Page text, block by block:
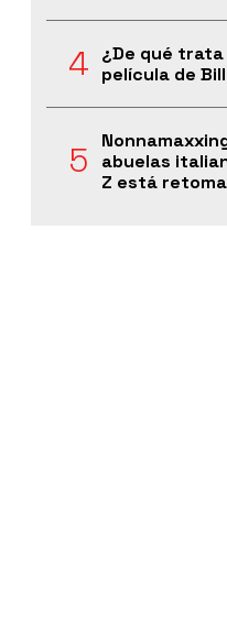
¿De qué trata
película de
abuelas
Z está